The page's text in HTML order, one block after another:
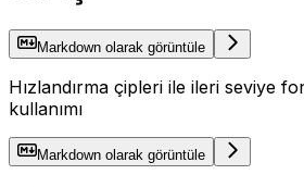
Markdown olarak görüntüle
Hızlandırma çipleri ile ileri seviye
kullanımı
Markdown olarak görüntüle